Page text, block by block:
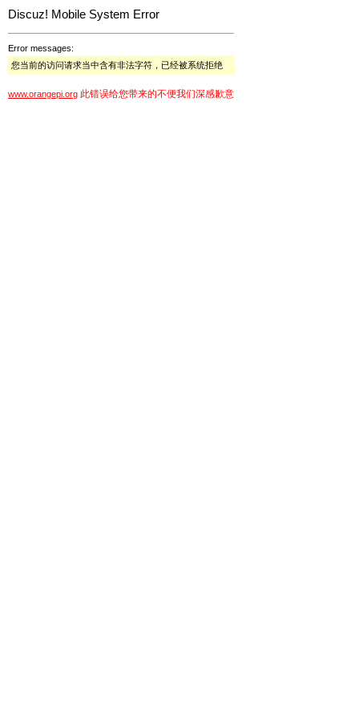
Discuz! Mobile System Error
Error messages:
您当前的访问请求当中含有非法字符，已经被系统拒绝
www.orangepi.org 此错误给您带来的不便我们深感歉意